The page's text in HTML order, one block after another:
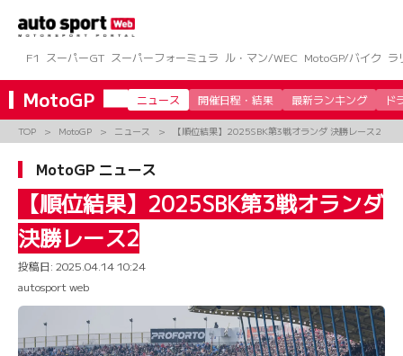
ツ
へ
ス
キ
ッ
F1 スーパーGT スーパーフォーミュラ ル・マン/WEC MotoGP/バイク ラ
MotoGP ニュース 開催日程・結果 最新ランキング ド
TOP MotoGP ニュース 【順位結果】2025SBK第3戦オランダ 決勝レース2
MotoGP ニュース
【順位結果】2025SBK第3戦オランダ
決勝レース2
投稿日: 2025.04.14 10:24
autosport web